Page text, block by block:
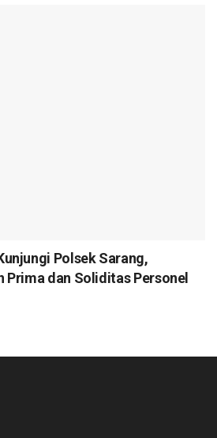
Polsek Sarang,
Prima dan Soliditas Personel